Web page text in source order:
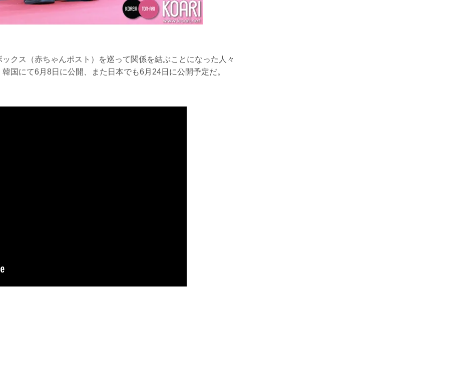
ックス（赤ちゃんポスト）を巡って関係を結ぶことになった人々
国にて6月8日に公開、また日本でも6月24日に公開予定だ。